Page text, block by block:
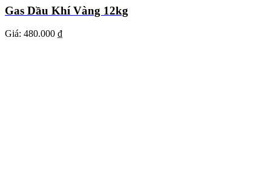
Gas Dầu Khí Vàng 12kg
Giá: 480.000 ₫